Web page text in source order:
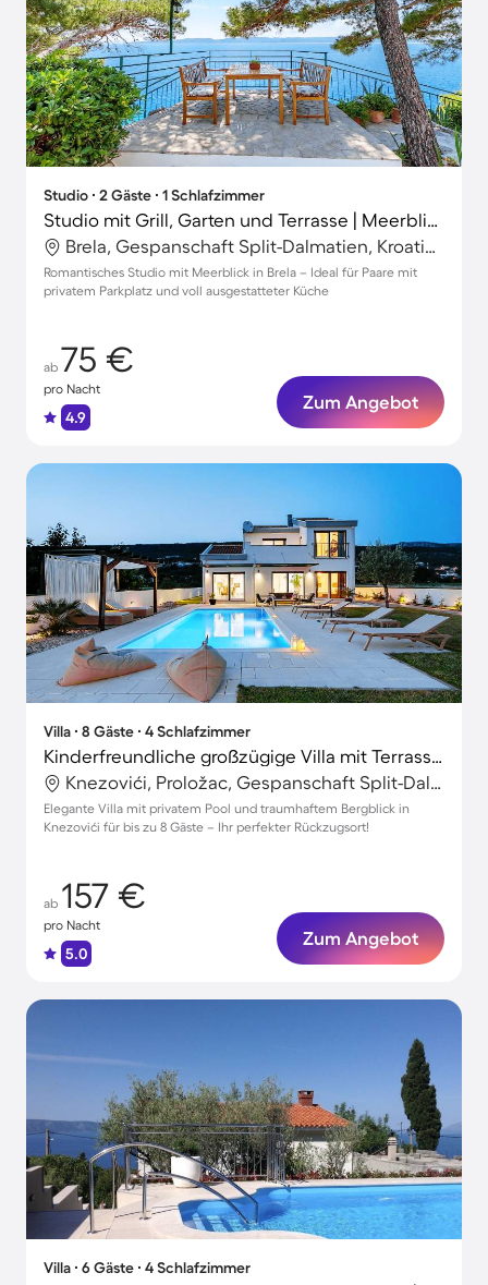
Studio ∙ 2 Gäste ∙ 1 Schlafzimmer
Studio mit Grill, Garten und Terrasse | Meerblick
Brela, Gespanschaft Split-Dalmatien, Kroatien
Romantisches Studio mit Meerblick in Brela – Ideal für Paare mit
privatem Parkplatz und voll ausgestatteter Küche
ab 75 €
pro Nacht
4.9
Zum Angebot
Villa ∙ 8 Gäste ∙ 4 Schlafzimmer
Kinderfreundliche großzügige Villa mit Terrasse, Grill und privatem Pool | Bergblick
Knezovići, Proložac, Gespanschaft Split-Dalmatien
Elegante Villa mit privatem Pool und traumhaftem Bergblick in
Knezovići für bis zu 8 Gäste – Ihr perfekter Rückzugsort!
ab 157 €
pro Nacht
5.0
Zum Angebot
Villa ∙ 6 Gäste ∙ 4 Schlafzimmer